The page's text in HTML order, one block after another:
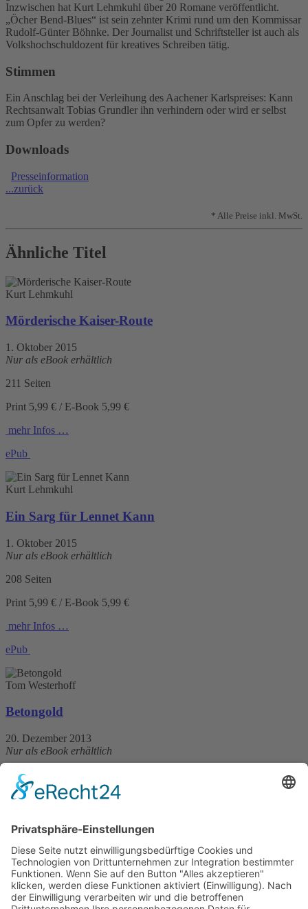
Inzwischen hat Kurt Lehmkuhl über 20 Romane veröffentlicht.
„Öcher Bend-Blues“ ist sein zehnter Krimi rund um den Kommissar
Rudolf-Günter Böhnke. Der Journalist und Schriftsteller ist auch als
Volkshochschuldozent für kreatives Schreiben tätig.
Stimmen
Ein Anschlag bei der Verleihung des Aachener Karlspreises: Kann
Rechtsanwalt Tobias Grundler ihn verhindern oder wird er selbst
zum Opfer zu werden?
Downloads
Presseinformation
...zurück
* Alle Preise inkl. MwSt.
Ähnliche Titel
Kurt Lehmkuhl
Mörderische Kaiser-Route
1. Oktober 2015
Nur als eBook erhältlich
211 Seiten
Print 5,99 € / E-Book 5,99 €
mehr Infos …
ePub
Kurt Lehmkuhl
Ein Sarg für Lennet Kann
1. Oktober 2015
Nur als eBook erhältlich
208 Seiten
Print 5,99 € / E-Book 5,99 €
mehr Infos …
ePub
Tom Westerhoff
Betongold
20. Dezember 2013
Nur als eBook erhältlich
160 Seiten
5,99 €
Kurt Lehmkuhl
Ein CHIO ohne Rasputin